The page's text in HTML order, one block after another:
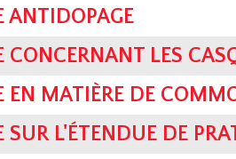
ANTIDOPAGE
CONCERNANT LES
EN MATIÈRE DE
SUR L'ÉTENDUE DE